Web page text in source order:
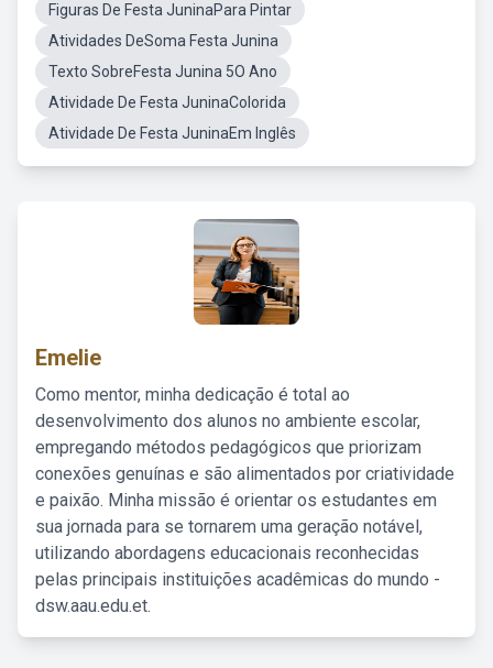
Figuras De Festa JuninaPara Pintar
Atividades DeSoma Festa Junina
Texto SobreFesta Junina 5O Ano
Atividade De Festa JuninaColorida
Atividade De Festa JuninaEm Inglês
Emelie
Como mentor, minha dedicação é total ao
desenvolvimento dos alunos no ambiente escolar,
empregando métodos pedagógicos que priorizam
conexões genuínas e são alimentados por criatividade
e paixão. Minha missão é orientar os estudantes em
sua jornada para se tornarem uma geração notável,
utilizando abordagens educacionais reconhecidas
pelas principais instituições acadêmicas do mundo -
dsw.aau.edu.et.